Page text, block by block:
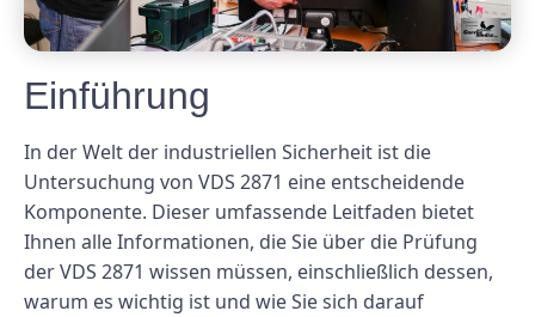
Einführung
In der Welt der industriellen Sicherheit ist die
Untersuchung von VDS 2871 eine entscheidende
Komponente. Dieser umfassende Leitfaden bietet
Ihnen alle Informationen, die Sie über die Prüfung
der VDS 2871 wissen müssen, einschließlich dessen,
warum es wichtig ist und wie Sie sich darauf